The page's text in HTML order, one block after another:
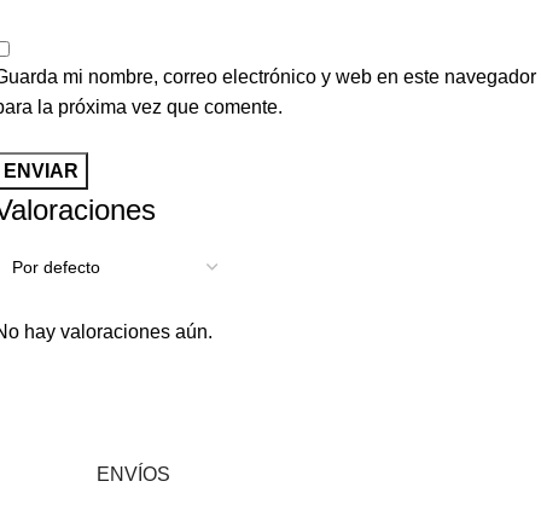
hay valoraciones aún.
mi nombre, correo electrónico y web en este navegador
la próxima vez que comente.
ENVÍOS